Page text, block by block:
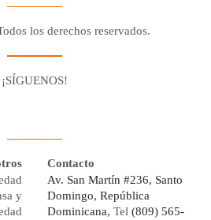
los derechos reservados.
¡SÍGUENOS!
y
Contacto
Av. San Martín #236, Santo
Domingo, República
Dominicana, Tel (809) 565-